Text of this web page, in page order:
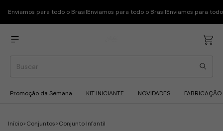
Enviamos para todo o BrasilEnviamos para todo o BrasilEnviamos para
Promoção da Semana KIT INICIANTE NOVIDADES FABRICAÇÃO
Início>Conjuntos>Conjunto Infantil